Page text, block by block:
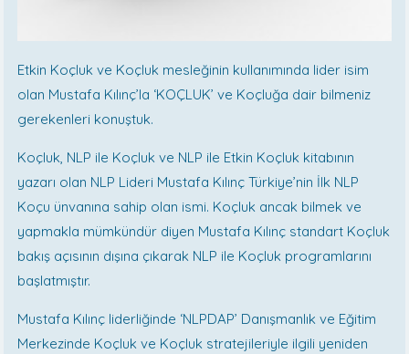
Etkin Koçluk ve Koçluk mesleğinin kullanımında lider isim
olan Mustafa Kılınç’la ‘KOÇLUK’ ve Koçluğa dair bilmeniz
gerekenleri konuştuk.
Koçluk, NLP ile Koçluk ve NLP ile Etkin Koçluk kitabının
yazarı olan NLP Lideri Mustafa Kılınç Türkiye’nin İlk NLP
Koçu ünvanına sahip olan ismi. Koçluk ancak bilmek ve
yapmakla mümkündür diyen Mustafa Kılınç standart Koçluk
bakış açısının dışına çıkarak NLP ile Koçluk programlarını
başlatmıştır.
Mustafa Kılınç liderliğinde ‘NLPDAP’ Danışmanlık ve Eğitim
Merkezinde Koçluk ve Koçluk stratejileriyle ilgili yeniden